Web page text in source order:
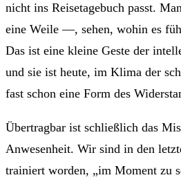
nicht ins Reisetagebuch passt.
eine Weile —, sehen, wohin es
Das ist eine kleine Geste der
und sie ist heute, im Klima der
fast schon eine Form des
Übertragbar ist schließlich das
Anwesenheit. Wir sind in den
trainiert worden, „im Moment zu